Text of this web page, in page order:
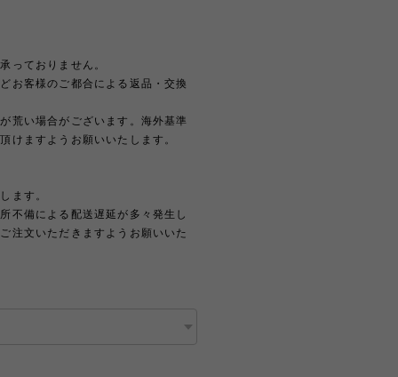
っておりません。
お客様のご都合による返品・交換
荒い場合がございます。海外基準
けますようお願いいたします。
ます。
不備による配送遅延が多々発生し
注文いただきますようお願いいた